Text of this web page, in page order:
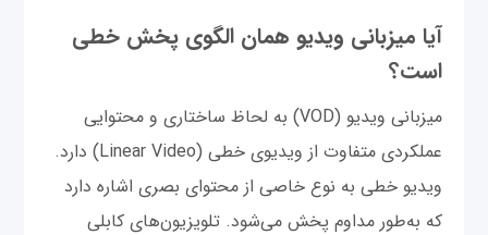
آیا میزبانی ویدیو همان الگوی پخش خطی
است؟
میزبانی ویدیو (VOD) به لحاظ ساختاری و محتوایی
عملکردی متفاوت از ویدیوی خطی (Linear Video) دارد.
ویدیو خطی به نوع خاصی از محتوای بصری اشاره دارد
که به‌طور مداوم پخش می‌شود. تلویزیون‌های کابلی